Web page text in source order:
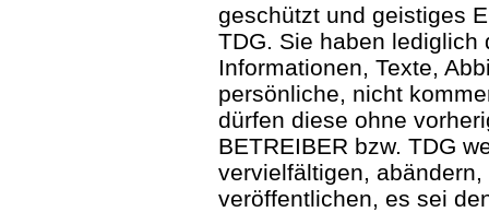
geschützt und geistiges
TDG. Sie haben
Informationen, Texte,
persönliche, nicht
dürfen diese ohne
BETREIBER bzw. TDG
vervielfältigen,
veröffentlichen, es sei